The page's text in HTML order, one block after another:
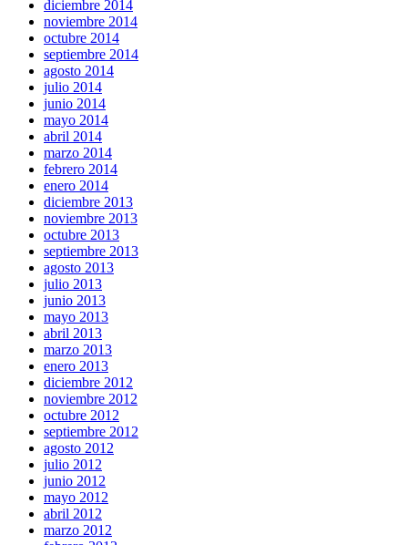
diciembre 2014
noviembre 2014
octubre 2014
septiembre 2014
agosto 2014
julio 2014
junio 2014
mayo 2014
abril 2014
marzo 2014
febrero 2014
enero 2014
diciembre 2013
noviembre 2013
octubre 2013
septiembre 2013
agosto 2013
julio 2013
junio 2013
mayo 2013
abril 2013
marzo 2013
enero 2013
diciembre 2012
noviembre 2012
octubre 2012
septiembre 2012
agosto 2012
julio 2012
junio 2012
mayo 2012
abril 2012
marzo 2012